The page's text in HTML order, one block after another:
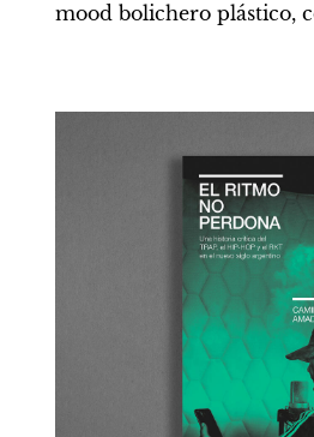
mood bolichero plástico,